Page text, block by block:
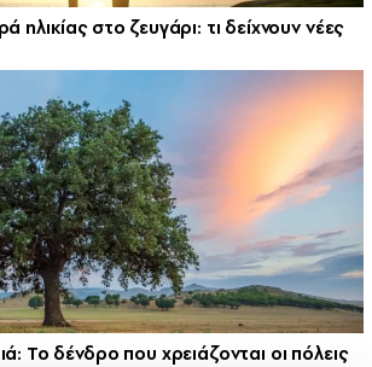
ηλικίας στο ζευγάρι: τι δείχνουν νέες
Το δένδρο που χρειάζονται οι πόλεις